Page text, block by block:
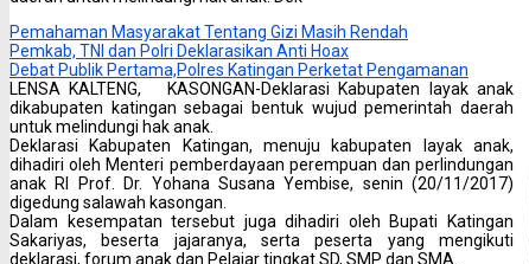
Pemahaman Masyarakat Tentang Gizi Masih Rendah
Pemkab, TNI dan Polri Deklarasikan Anti Hoax
Debat Publik Pertama,Polres Katingan Perketat Pengamanan
LENSA KALTENG, KASONGAN-Deklarasi Kabupaten layak anak
dikabupaten katingan sebagai bentuk wujud pemerintah daerah
untuk melindungi hak anak.
Deklarasi Kabupaten Katingan, menuju kabupaten layak anak,
dihadiri oleh Menteri pemberdayaan perempuan dan perlindungan
anak RI Prof. Dr. Yohana Susana Yembise, senin (20/11/2017)
digedung salawah kasongan.
Dalam kesempatan tersebut juga dihadiri oleh Bupati Katingan
Sakariyas, beserta jajaranya, serta peserta yang mengikuti
deklarasi, forum anak dan Pelajar tingkat SD, SMP dan SMA.